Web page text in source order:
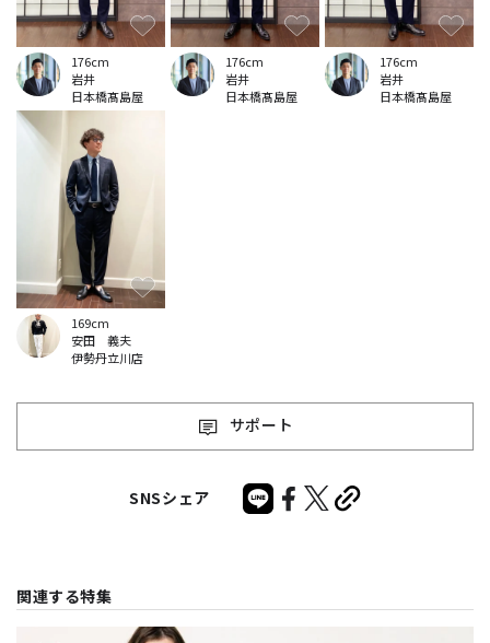
日本橋髙島屋
岩井
176cm
日本橋髙島屋
岩井
176cm
日本橋髙島屋
岩井
176cm
伊勢丹立川店
安田 義夫
169cm
サポート
SNSシェア
関連する特集